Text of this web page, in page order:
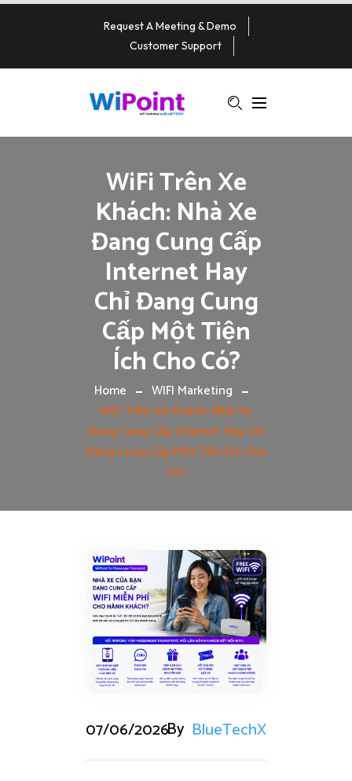
Request A Meeting & Demo
Customer Support
WiFi Trên Xe
Khách: Nhà Xe
Đang Cung Cấp
Internet Hay
Chỉ Đang Cung
Cấp Một Tiện
Ích Cho Có?
Home
WIFI Marketing
WiFi Trên Xe Khách: Nhà Xe
Đang Cung Cấp Internet Hay Chỉ
Đang Cung Cấp Một Tiện Ích Cho
Có?
07/06/2026By BlueTechX